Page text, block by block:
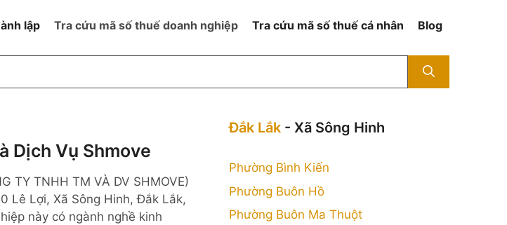
động nhưng chưa
thủ tục đóng MST
động tại địa chỉ đã
lập Tra cứu mã số thuế doanh nghiệp Tra cứu mã số thuế cá nhân Blog
Dịch Vụ Shmove
TY TNHH TM VÀ DV SHMOVE)
Lê Lợi, Xã Sông Hinh, Đắk Lắk,
này có ngành nghề kinh
Đắk Lắk - Xã Sông Hinh
Phường Bình Kiến
Phường Buôn Hồ
Phường Buôn Ma Thuột